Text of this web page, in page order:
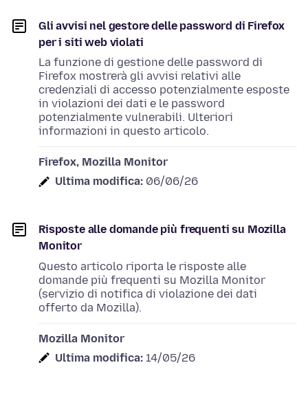
Gli avvisi nel gestore delle password di Firefox
per i siti web violati
La funzione di gestione delle password di
Firefox mostrerà gli avvisi relativi alle
credenziali di accesso potenzialmente esposte
in violazioni dei dati e le password
potenzialmente vulnerabili. Ulteriori
informazioni in questo articolo.
Firefox, Mozilla Monitor
Ultima modifica: 06/06/26
Risposte alle domande più frequenti su Mozilla
Monitor
Questo articolo riporta le risposte alle
domande più frequenti su Mozilla Monitor
(servizio di notifica di violazione dei dati
offerto da Mozilla).
Mozilla Monitor
Ultima modifica: 14/05/26